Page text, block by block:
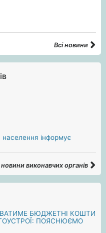
Всі новини
населення інформує
новини виконавчих органів
БЮДЖЕТНІ КОШТИ
ПОЯСНЮЄМО